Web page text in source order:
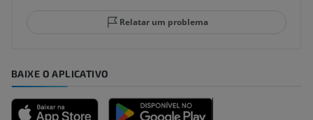
Relatar um problema
BAIXE O APLICATIVO